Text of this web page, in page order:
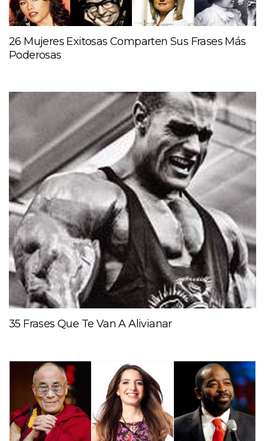
26 Mujeres Exitosas Comparten Sus Frases Más
Poderosas
35 Frases Que Te Van A Alivianar